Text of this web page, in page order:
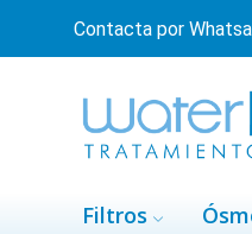
Contacta por
Filtros